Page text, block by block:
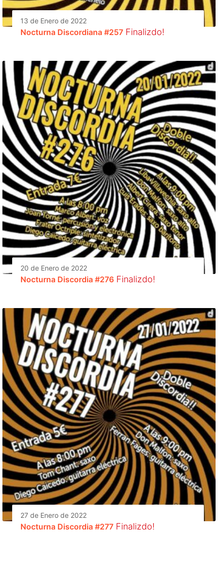
13 de Enero de 2022
Nocturna Discordiana #257 Finalizdo!
20 de Enero de 2022
Nocturna Discordia #276 Finalizdo!
27 de Enero de 2022
Nocturna Discordia #277 Finalizdo!